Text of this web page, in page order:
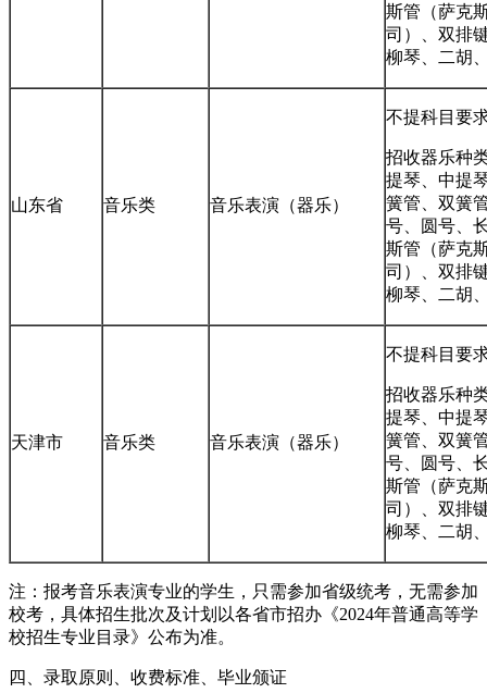
斯管（萨克
司）、双排
柳琴、二胡
山东省 音乐类 音乐表演（器乐）
不提科目要
招收器乐种
提琴、中提
簧管、双簧
号、圆号、
斯管（萨克
司）、双排
柳琴、二胡
天津市 音乐类 音乐表演（器乐）
不提科目要
招收器乐种
提琴、中提
簧管、双簧
号、圆号、
斯管（萨克
司）、双排
柳琴、二胡
注：报考音乐表演专业的学生，只需参加省级统考，无需参加
校考，具体招生批次及计划以各省市招办《2024年普通高等学
校招生专业目录》公布为准。
四、录取原则、收费标准、毕业颁证